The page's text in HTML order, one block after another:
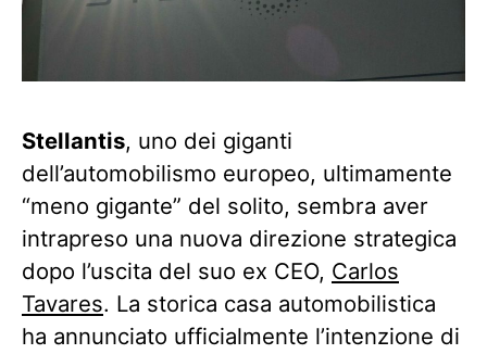
Stellantis, uno dei giganti
dell’automobilismo europeo, ultimamente
“meno gigante” del solito, sembra aver
intrapreso una nuova direzione strategica
dopo l’uscita del suo ex CEO, Carlos
Tavares. La storica casa automobilistica
ha annunciato ufficialmente l’intenzione di